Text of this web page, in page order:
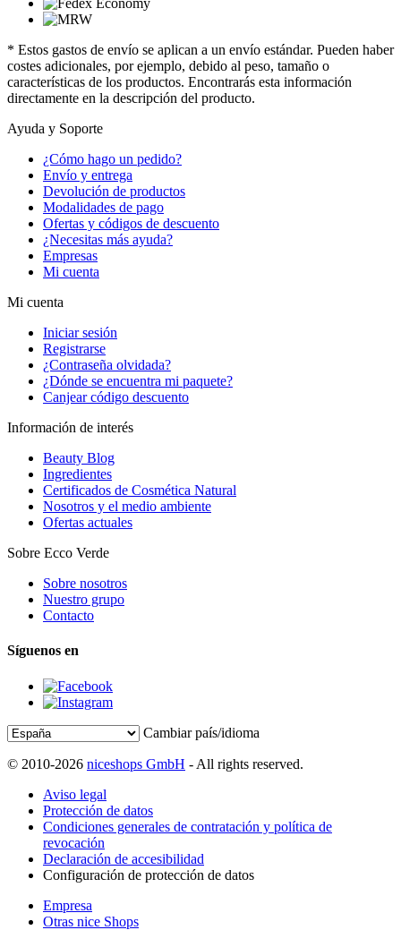
* Estos gastos de envío se aplican a un envío estándar. Pueden haber
costes adicionales, por ejemplo, debido al peso, tamaño o
características de los productos. Encontrarás esta información
directamente en la descripción del producto.
Ayuda y Soporte
¿Cómo hago un pedido?
Envío y entrega
Devolución de productos
Modalidades de pago
Ofertas y códigos de descuento
¿Necesitas más ayuda?
Empresas
Mi cuenta
Mi cuenta
Iniciar sesión
Registrarse
¿Contraseña olvidada?
¿Dónde se encuentra mi paquete?
Canjear código descuento
Información de interés
Beauty Blog
Ingredientes
Certificados de Cosmética Natural
Nosotros y el medio ambiente
Ofertas actuales
Sobre Ecco Verde
Sobre nosotros
Nuestro grupo
Contacto
Síguenos en
Cambiar país/idioma
© 2010-2026 niceshops GmbH - All rights reserved.
Aviso legal
Protección de datos
Condiciones generales de contratación y política de
revocación
Declaración de accesibilidad
Configuración de protección de datos
Empresa
Otras nice Shops